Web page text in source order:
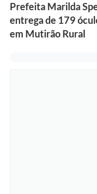
Prefeita Marilda
entrega de 179
em Mutirão Rural